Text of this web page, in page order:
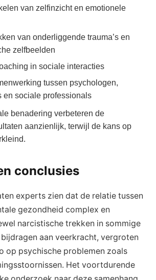
van zelfinzicht en emotionele
van onderliggende trauma’s en
zelfbeelden
in sociale interacties
tussen psychologen,
en sociale professionals
benadering verbeteren de
aanzienlijk, terwijl de kans op
conclusies
experts zien dat de relatie tussen
gezondheid complex en
narcistische trekken in sommige
aan veerkracht, vergroten
op psychische problemen zoals
Het voortdurende